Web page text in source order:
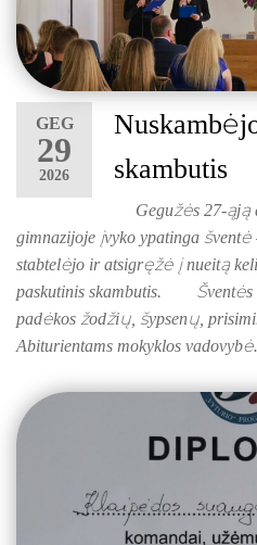
GEG
29
2026
skambutis
Gegužės 27-ąją
gimnazijoje įvyko ypatinga
stabtelėjo ir atsigręžė į nueitą
paskutinis skambutis. Šventės
padėkos žodžių, šypsenų,
Abiturientams mokyklos